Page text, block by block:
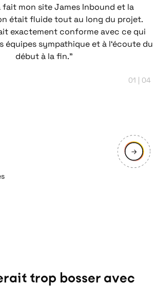
fait mon site James Inbound et la
était fluide tout au long du projet.
exactement conforme avec ce qui
équipes sympathique et à l‘écoute du
début à la fin.”
01 | 04
trop bosser avec